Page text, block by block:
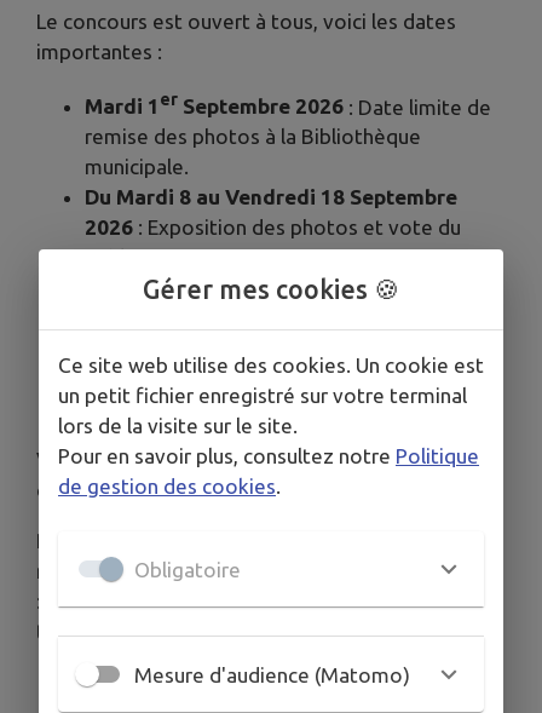
Le concours est ouvert à tous, voici les dates
importantes :
Mardi 1 er Septembre 2026 : Date limite de
remise des photos à la Bibliothèque
municipale.
Du Mardi 8 au Vendredi 18 Septembre
2026 : Exposition des photos et vote du
Samedi 19 Septembre 2026 à 17 heures à
Thé Lecture » et remise du prix suivies d'un
moment de convivialité.
Vous trouverez en pièce jointe, le règlement du
concours.
Renseignements auprès de la Bibliothèque
municipale par mail à l'adresse
:
bibliotheque@ville-dunsurauron.frou par
téléphone ou 02-48-59-62-74.
Gérer mes cookies 🍪
Ce site web utilise des cookies. Un cookie est
un petit fichier enregistré sur votre terminal
lors de la visite sur le site.
Pour en savoir plus, consultez notre Politique
de gestion des cookies.
Obligatoire
Mesure d'audience (Matomo)